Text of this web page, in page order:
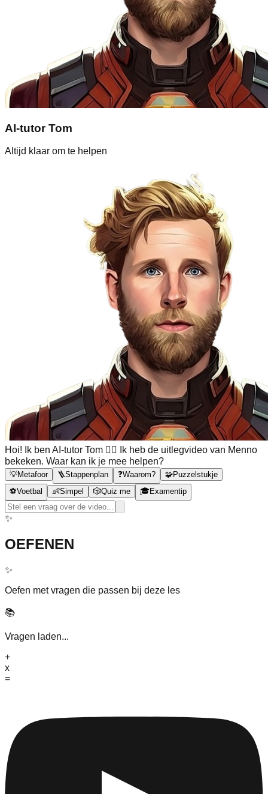
AI-tutor Tom
Altijd klaar om te helpen
Hoi! Ik ben AI-tutor Tom 🙋‍♂️ Ik heb de uitlegvideo van Menno
bekeken. Waar kan ik je mee helpen?
💡Metafoor 🪜Stappenplan ❓Waarom? 🧩Puzzelstukje
⚽Voetbal 👶Simpel 🎲Quiz me 🎓Examentip
✨
OEFENEN
✨
Oefen met vragen die passen bij deze les
📚
Vragen laden...
+
x
=